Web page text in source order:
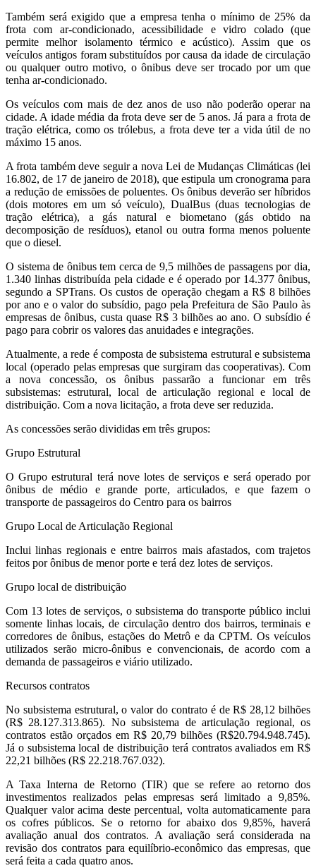
Também será exigido que a empresa tenha o mínimo de 25% da
frota com ar-condicionado, acessibilidade e vidro colado (que
permite melhor isolamento térmico e acústico). Assim que os
veículos antigos foram substituídos por causa da idade de circulação
ou qualquer outro motivo, o ônibus deve ser trocado por um que
tenha ar-condicionado.
Os veículos com mais de dez anos de uso não poderão operar na
cidade. A idade média da frota deve ser de 5 anos. Já para a frota de
tração elétrica, como os trólebus, a frota deve ter a vida útil de no
máximo 15 anos.
A frota também deve seguir a nova Lei de Mudanças Climáticas (lei
16.802, de 17 de janeiro de 2018), que estipula um cronograma para
a redução de emissões de poluentes. Os ônibus deverão ser híbridos
(dois motores em um só veículo), DualBus (duas tecnologias de
tração elétrica), a gás natural e biometano (gás obtido na
decomposição de resíduos), etanol ou outra forma menos poluente
que o diesel.
O sistema de ônibus tem cerca de 9,5 milhões de passagens por dia,
1.340 linhas distribuída pela cidade e é operado por 14.377 ônibus,
segundo a SPTrans. Os custos de operação chegam a R$ 8 bilhões
por ano e o valor do subsídio, pago pela Prefeitura de São Paulo às
empresas de ônibus, custa quase R$ 3 bilhões ao ano. O subsídio é
pago para cobrir os valores das anuidades e integrações.
Atualmente, a rede é composta de subsistema estrutural e subsistema
local (operado pelas empresas que surgiram das cooperativas). Com
a nova concessão, os ônibus passarão a funcionar em três
subsistemas: estrutural, local de articulação regional e local de
distribuição. Com a nova licitação, a frota deve ser reduzida.
As concessões serão divididas em três grupos:
Grupo Estrutural
O Grupo estrutural terá nove lotes de serviços e será operado por
ônibus de médio e grande porte, articulados, e que fazem o
transporte de passageiros do Centro para os bairros
Grupo Local de Articulação Regional
Inclui linhas regionais e entre bairros mais afastados, com trajetos
feitos por ônibus de menor porte e terá dez lotes de serviços.
Grupo local de distribuição
Com 13 lotes de serviços, o subsistema do transporte público inclui
somente linhas locais, de circulação dentro dos bairros, terminais e
corredores de ônibus, estações do Metrô e da CPTM. Os veículos
utilizados serão micro-ônibus e convencionais, de acordo com a
demanda de passageiros e viário utilizado.
Recursos contratos
No subsistema estrutural, o valor do contrato é de R$ 28,12 bilhões
(R$ 28.127.313.865). No subsistema de articulação regional, os
contratos estão orçados em R$ 20,79 bilhões (R$20.794.948.745).
Já o subsistema local de distribuição terá contratos avaliados em R$
22,21 bilhões (R$ 22.218.767.032).
A Taxa Interna de Retorno (TIR) que se refere ao retorno dos
investimentos realizados pelas empresas será limitado a 9,85%.
Qualquer valor acima deste percentual, volta automaticamente para
os cofres públicos. Se o retorno for abaixo dos 9,85%, haverá
avaliação anual dos contratos. A avaliação será considerada na
revisão dos contratos para equilíbrio-econômico das empresas, que
será feita a cada quatro anos.